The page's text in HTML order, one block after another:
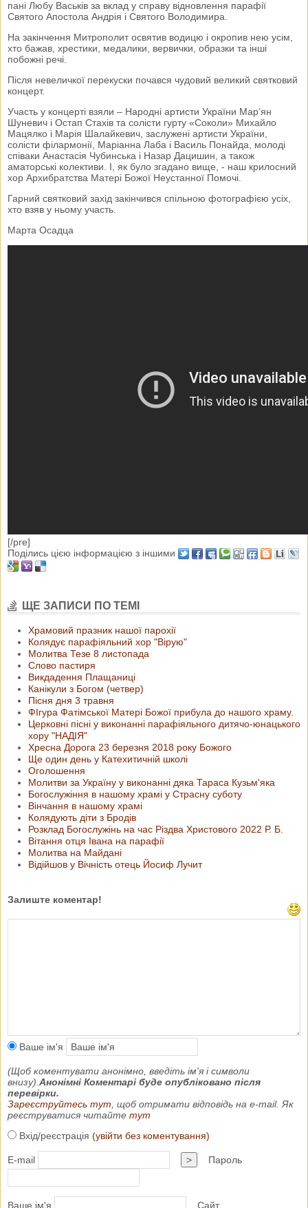
пані Любу Васьків за вклад у справу відновлення парафії
Святого Апостола Андрія і Святого Володимира.
На закінчення Митрополит освятив водицю і окропив нею усім,
хто бажав, хрестики, медалики, вервички, образки та інші
побожні речі.
Після невеличкої перекуски почався чудовий великий святковий
концерт.
Участь у концерті взяли – Народні артисти України Мар’ян
Шуневич і Остап Стахів та солісти гурту «Соколи» Михайло
Мацялко і Марія Шалайкевич, заслужені артисти України,
солісти філармонії, Маріанна Лаба і Василь Понайда, молоді
співаки Анастасія Чубинська і Назар Дацишин, а також
аматорські колективи. І, як було згадано вище, - наш крилосний
хор Архибратства Матері Божої Неустанної Помочі.
Гарний святковий захід закінчився спільною фотографією усіх,
хто взяв у ньому участь.
Марта Осадца
[/pre]
Поділись цією інформацією з іншими
ЩЕ ЗАПИСИ ПО ТЕМІ
Храмовий празник нашої парохії
Колядує парафіяльний хор "Вірую"
Молитва Тезе 8 листопада
Слово пастиря
Викдадення Плащаниці
Канікули з Богом (четвер)
Пісня дня 3 травня
ФІгура Фатімської Матері Божої прибула до нашого храму.
Церковні пісні у виконанні парафіяльного дитячо-юнацького
хору "НАДІЯ"
Хресна Дорога 23 березня 2018 року Божого
Ще один день у Катехитичній школі
Оголошення
Молитви за Україну у виконанні дяка Тараса Кузьм'яка
Богослужіння в нашому храмі у Страсну суботу
Вінчання в нашому храмі
Колядують діти з Бродів
Розклад Богослужінь на час Різдва Христового 2022 Р. Б.
Вітання отця Івана на парафії
Молитва на Майдані
Відійшов у Вічність отець Йосиф Лучит
Залиште коментар!
Ваше ім'я
(Щоб коментувати анонімно, введіть ім'я і символи
внизу). Анонімні Коментарі буде опубліковано після
перевірки.
Зареєструйтесь тут , щоб отримати відповідь на e-mail. Як
реєструватися читайте тут
Вхід/реєстрація (увійти без коментування)
E-mail > Пароль
Ваше ім'я Сайт